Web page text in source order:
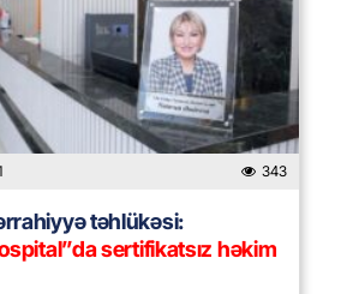
343
təhlükəsi:
sertifikatsız həkim